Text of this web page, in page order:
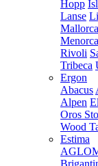
Hopp
Lanse
Mallorca
Menorca
Rivoli
Tribeca
Ergon
Abacus
Alpen
Oros
Wood
Estima